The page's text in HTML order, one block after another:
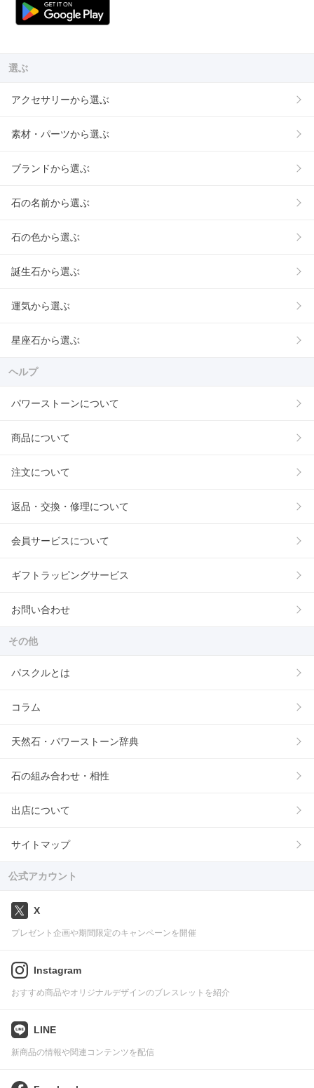
選ぶ
アクセサリーから選ぶ
素材・パーツから選ぶ
ブランドから選ぶ
石の名前から選ぶ
石の色から選ぶ
誕生石から選ぶ
運気から選ぶ
星座石から選ぶ
ヘルプ
パワーストーンについて
商品について
注文について
返品・交換・修理について
会員サービスについて
ギフトラッピングサービス
お問い合わせ
その他
パスクルとは
コラム
天然石・パワーストーン辞典
石の組み合わせ・相性
出店について
サイトマップ
公式アカウント
X
プレゼント企画や期間限定のキャンペーンを開催
Instagram
おすすめ商品やオリジナルデザインのブレスレットを紹介
LINE
新商品の情報や関連コンテンツを配信